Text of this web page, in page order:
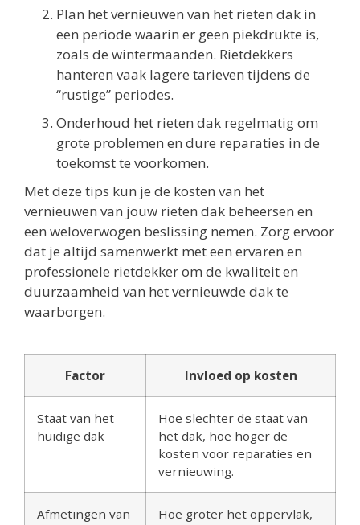
Plan het vernieuwen van het rieten dak in
een periode waarin er geen piekdrukte is,
zoals de wintermaanden. Rietdekkers
hanteren vaak lagere tarieven tijdens de
“rustige” periodes.
Onderhoud het rieten dak regelmatig om
grote problemen en dure reparaties in de
toekomst te voorkomen.
Met deze tips kun je de kosten van het
vernieuwen van jouw rieten dak beheersen en
een weloverwogen beslissing nemen. Zorg ervoor
dat je altijd samenwerkt met een ervaren en
professionele rietdekker om de kwaliteit en
duurzaamheid van het vernieuwde dak te
waarborgen.
Factor Invloed op kosten
Staat van het
huidige dak
Hoe slechter de staat van
het dak, hoe hoger de
kosten voor reparaties en
vernieuwing.
Afmetingen van
Hoe groter het oppervlak,